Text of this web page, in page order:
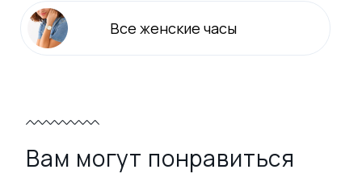
Все женские часы
Вам могут понравиться